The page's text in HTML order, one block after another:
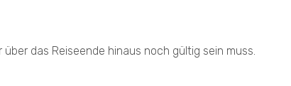
das Reiseende hinaus noch gültig sein muss.